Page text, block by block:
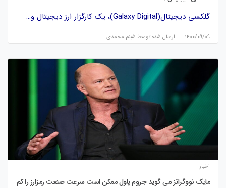
گلکسی دیجیتال(Galaxy Digital)، یک کارگزار ارز دیجیتال و…
۱۴۰۰/۰۹/۰۹ ارسال شده توسط شبنم محمدی
اخبار
مایک نووگراتز می گوید جروم پاول ممکن است سرعت صنعت رمزارز را کم